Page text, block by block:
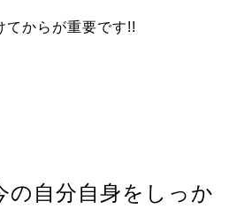
てからが重要です!!
の自分自身をしっか